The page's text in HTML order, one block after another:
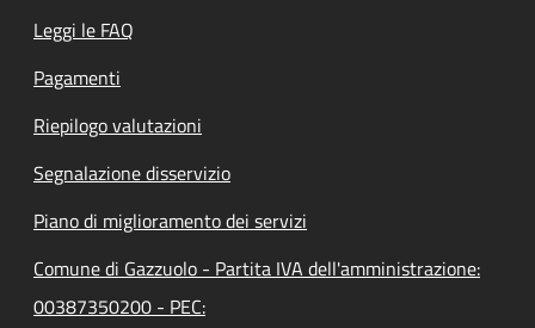
Leggi le FAQ
Pagamenti
Riepilogo valutazioni
Segnalazione disservizio
Piano di miglioramento dei servizi
Comune di Gazzuolo - Partita IVA dell'amministrazione:
00387350200 - PEC: